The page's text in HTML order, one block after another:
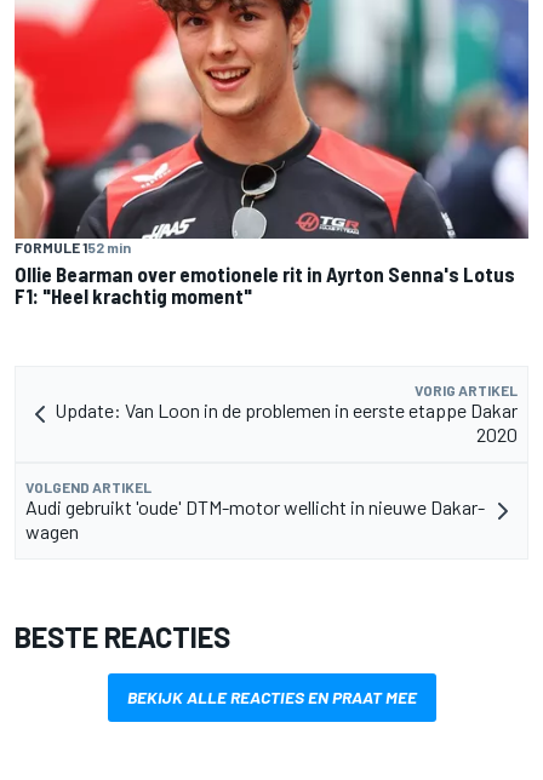
FORMULE 152 min
Ollie Bearman over emotionele rit in Ayrton Senna's Lotus
F1: "Heel krachtig moment"
VORIG ARTIKEL
Update: Van Loon in de problemen in eerste etappe Dakar
2020
VOLGEND ARTIKEL
Audi gebruikt 'oude' DTM-motor wellicht in nieuwe Dakar-
wagen
BESTE REACTIES
BEKIJK ALLE REACTIES EN PRAAT MEE